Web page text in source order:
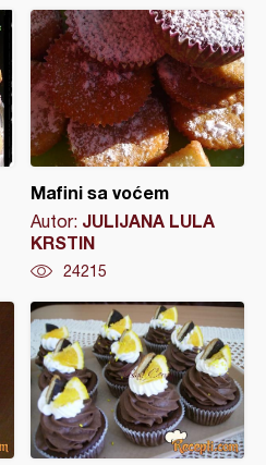
Mafini sa voćem
Autor: JULIJANA LULA
KRSTIN
24215